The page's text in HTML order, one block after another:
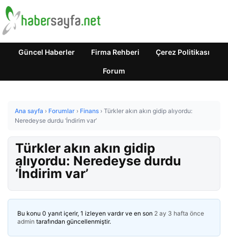
Güncel Haberler Firma Rehberi Çerez Politikası
Forum
Ana sayfa › Forumlar › Finans › Türkler akın akın gidip alıyordu:
Neredeyse durdu ‘İndirim var’
Türkler akın akın gidip
alıyordu: Neredeyse durdu
‘İndirim var’
Bu konu 0 yanıt içerir, 1 izleyen vardır ve en son 2 ay 3 hafta önce
admin tarafından güncellenmiştir.